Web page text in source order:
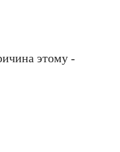
этому -